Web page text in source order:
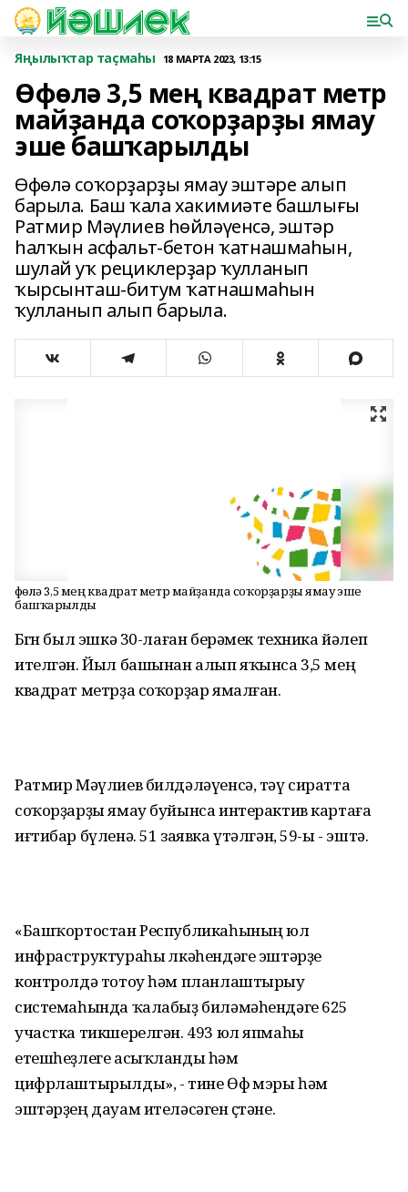
Яңылыҡтар таҫмаһы 18 МАРТА 2023, 13:15
Өфөлә 3,5 мең квадрат метр
майҙанда соҡорҙарҙы ямау
эше башҡарылды
Өфөлә соҡорҙарҙы ямау эштәре алып
барыла. Баш ҡала хакимиәте башлығы
Ратмир Мәүлиев һөйләүенсә, эштәр
һалҡын асфальт-бетон ҡатнашмаһын,
шулай уҡ рециклерҙар ҡулланып
ҡырсынташ-битум ҡатнашмаһын
ҡулланып алып барыла.
Өфөлә 3,5 мең квадрат метр майҙанда соҡорҙарҙы ямау эше
башҡарылды
Бөгөн был эшкә 30-лаған берәмек техника йәлеп
ителгән. Йыл башынан алып яҡынса 3,5 мең
квадрат метрҙа соҡорҙар ямалған.
Ратмир Мәүлиев билдәләүенсә, тәү сиратта
соҡорҙарҙы ямау буйынса интерактив картаға
иғтибар бүленә. 51 заявка үтәлгән, 59-ы - эштә.
«Башҡортостан Республикаһының юл
инфраструктураһы өлкәһендәге эштәрҙе
контролдә тотоу һәм планлаштырыу
системаһында ҡалабыҙ биләмәһендәге 625
участка тикшерелгән. 493 юл япмаһы
етешһеҙлеге асыҡланды һәм
цифрлаштырылды», - тине Өфө мэры һәм
эштәрҙең дауам ителәсәген өҫтәне.